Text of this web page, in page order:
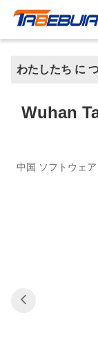
わたしたち に
Wuhan
中国 ソフトウェ